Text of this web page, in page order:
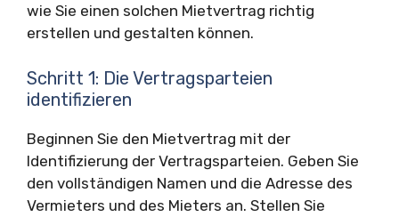
wie Sie einen solchen Mietvertrag richtig
erstellen und gestalten können.
Schritt 1: Die Vertragsparteien
identifizieren
Beginnen Sie den Mietvertrag mit der
Identifizierung der Vertragsparteien. Geben Sie
den vollständigen Namen und die Adresse des
Vermieters und des Mieters an. Stellen Sie